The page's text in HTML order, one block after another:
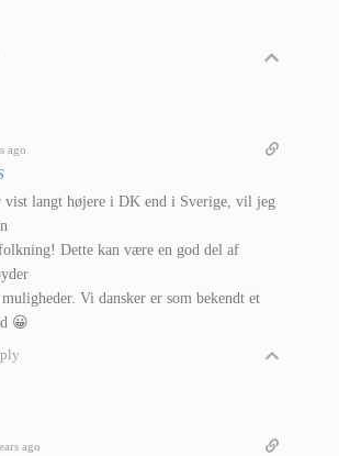
ago
langt højere i DK end i Sverige, vil jeg
Dette kan være en god del af
Vi dansker er som bekendt et
😀
ago